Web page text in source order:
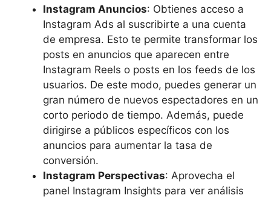
Instagram Anuncios: Obtienes acceso a
Instagram Ads al suscribirte a una cuenta
de empresa. Esto te permite transformar los
posts en anuncios que aparecen entre
Instagram Reels o posts en los feeds de los
usuarios. De este modo, puedes generar un
gran número de nuevos espectadores en un
corto periodo de tiempo. Además, puede
dirigirse a públicos específicos con los
anuncios para aumentar la tasa de
conversión.
Instagram Perspectivas: Aprovecha el
panel Instagram Insights para ver análisis